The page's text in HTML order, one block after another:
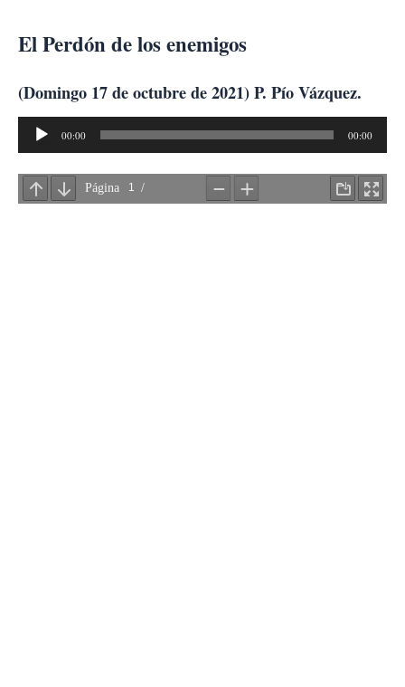
contenido
El Perdón de los enemigos
(Domingo 17 de octubre de 2021) P. Pío Vázquez.
Reproductor
audio
00:00 00:00